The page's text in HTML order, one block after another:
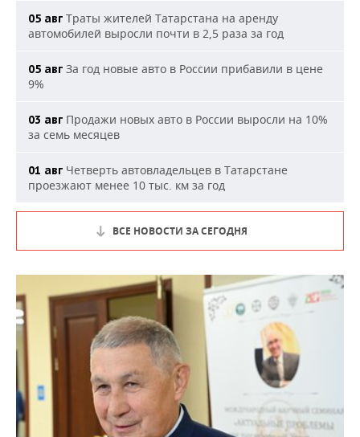
05 авг Траты жителей Татарстана на аренду
автомобилей выросли почти в 2,5 раза за год
05 авг За год новые авто в России прибавили в цене
9%
03 авг Продажи новых авто в России выросли на 10%
за семь месяцев
01 авг Четверть автовладельцев в Татарстане
проезжают менее 10 тыс. км за год
ВСЕ НОВОСТИ ЗА СЕГОДНЯ